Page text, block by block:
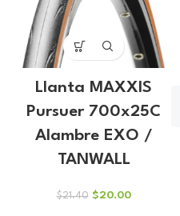
Llanta MAXXIS
Pursuer 700x25C
Alambre EXO /
TANWALL
$21.40 El
$20.00El